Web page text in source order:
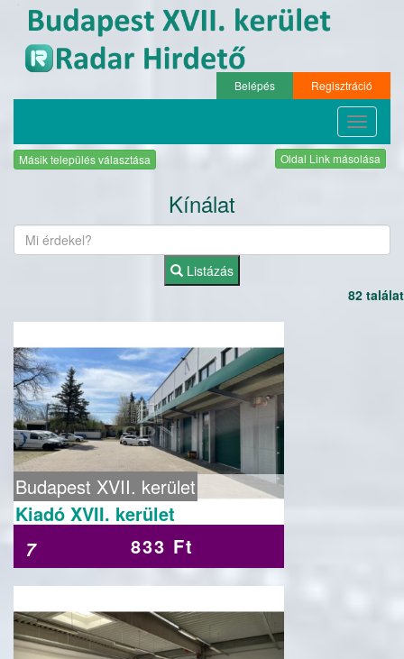
Belépés Regisztráció
Toggle
Másik település választása Oldal Link másolása
Kínálat
Listázás
82 találat
Budapest XVII. kerület
Kiadó XVII. kerület
7 833 Ft